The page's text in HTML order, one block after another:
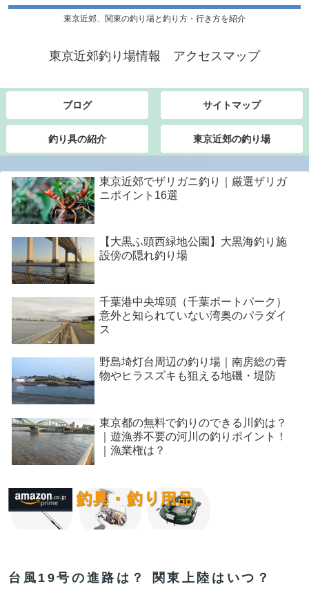
東京近郊、関東の釣り場と釣り方・行き方を紹介
東京近郊釣り場情報 アクセスマップ
ブログ サイトマップ
釣り具の紹介 東京近郊の釣り場
東京近郊でザリガニ釣り｜厳選ザリガ
ニポイント16選
【大黒ふ頭西緑地公園】大黒海釣り施
設傍の隠れ釣り場
千葉港中央埠頭（千葉ポートパーク）
意外と知られていない湾奥のパラダイ
ス
野島埼灯台周辺の釣り場｜南房総の青
物やヒラスズキも狙える地磯・堤防
東京都の無料で釣りのできる川釣は？
｜遊漁券不要の河川の釣りポイント！
｜漁業権は？
台風19号の進路は？ 関東上陸はいつ？